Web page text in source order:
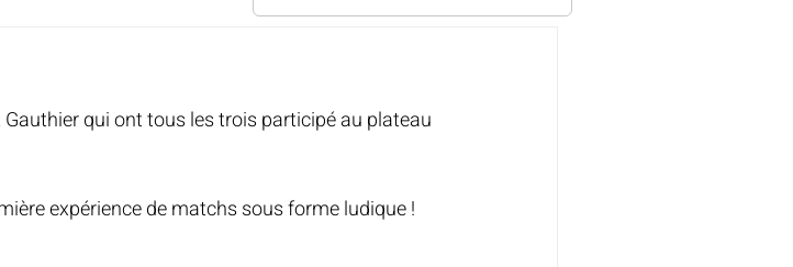
qui ont tous les trois participé au plateau
expérience de matchs sous forme ludique !